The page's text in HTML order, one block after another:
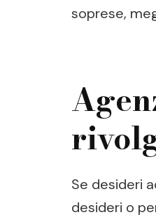
soprese,
Se desideri
desideri o